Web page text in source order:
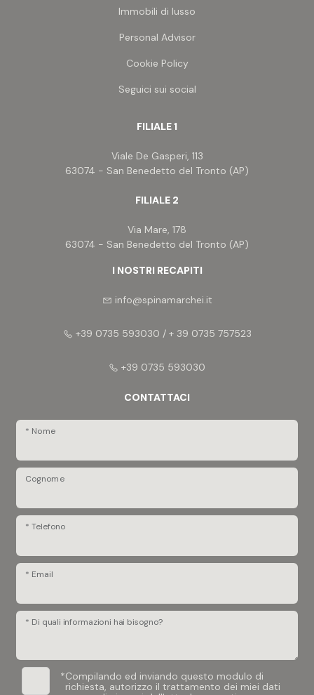
Immobili di lusso
Personal Advisor
Cookie Policy
Seguici sui social
FILIALE 1
Viale De Gasperi, 113
63074 - San Benedetto del Tronto (AP)
FILIALE 2
Via Mare, 178
63074 - San Benedetto del Tronto (AP)
I NOSTRI RECAPITI
info@spinamarchei.it
+39 0735 593030 / + 39 0735 757523
+39 0735 593030
CONTATTACI
* Nome
Cognome
* Telefono
* Email
* Di quali informazioni hai bisogno?
*Compilando ed inviando questo modulo di
richiesta, autorizzo il trattamento dei miei dati